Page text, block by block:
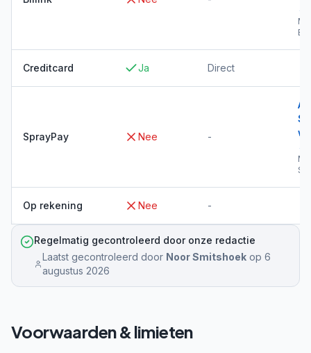
→
Creditcard Ja Direct
SprayPay Nee -
→
Op rekening Nee -
Regelmatig gecontroleerd door onze redactie
Laatst gecontroleerd door Noor Smitshoekop 6
augustus 2026
Voorwaarden & limieten